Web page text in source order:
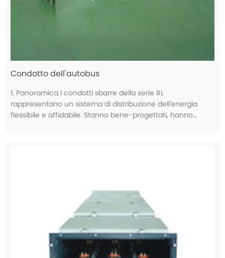
Condotto dell'autobus
1. Panoramica I condotti sbarre della serie RL
rappresentano un sistema di distribuzione dell'energia
flessibile e affidabile. Stanno bene-progettati, hanno